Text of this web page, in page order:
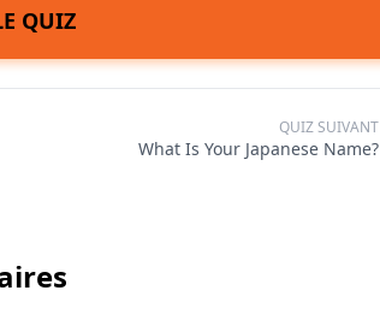
QUIZ
QUIZ SUIVANT
What Is Your Japanese Name?